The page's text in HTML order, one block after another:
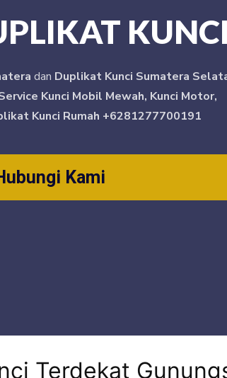
KUNCI
dan Duplikat Kunci Sumatera
Kunci Mobil Mewah, Kunci Motor,
Kunci Rumah +6281277700191
Kami
Terdekat